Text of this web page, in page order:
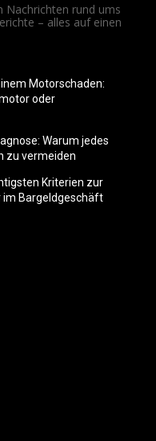
Nachrichten rund ums
– alles auf einen
Motorschaden:
oder
Warum jedes
zu vermeiden
Kriterien zur
im Bargeldgeschäft